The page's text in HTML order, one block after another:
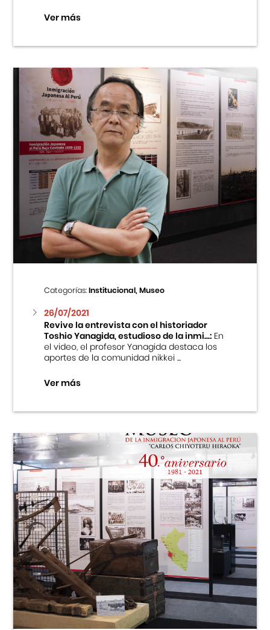
Ver más
Categorías:Institucional, Museo
26/07/2021
Revive la entrevista con el historiador
Toshio Yanagida, estudioso de la inmi...:En
el video, el profesor Yanagida destaca los
aportes de la comunidad nikkei ...
Ver más